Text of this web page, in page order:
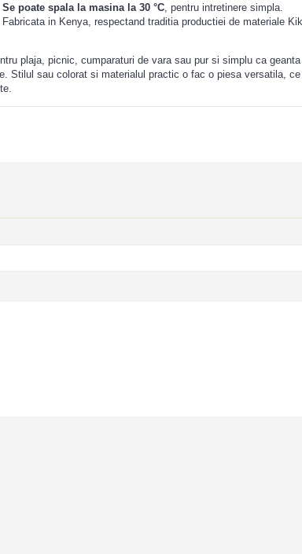
Se poate spala la masina la 30 °C , pentru intretinere simpla.
Fabricata in Kenya, respectand traditia productiei de materiale
plaja, picnic, cumparaturi de vara sau pur si simplu ca
Stilul sau colorat si materialul practic o fac o piesa versatila,